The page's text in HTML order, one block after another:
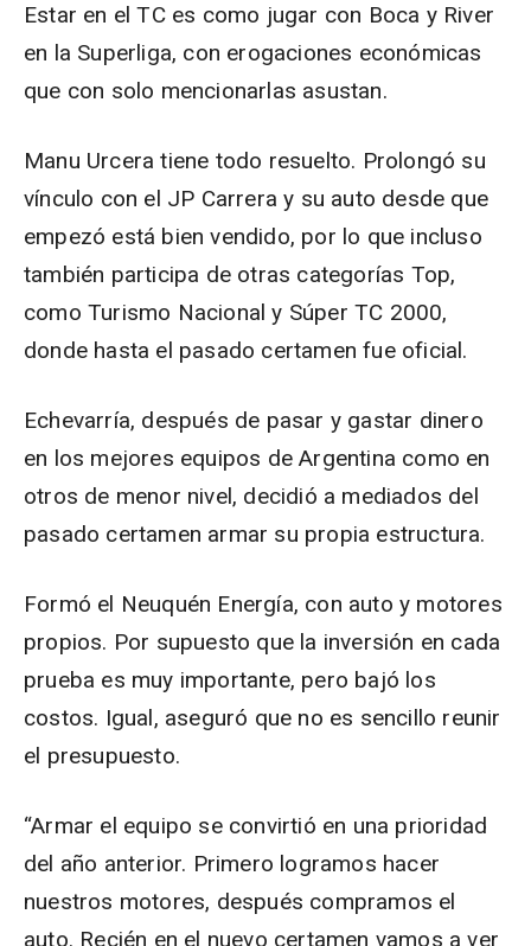
Estar en el TC es como jugar con Boca y River
en la Superliga, con erogaciones económicas
que con solo mencionarlas asustan.
Manu Urcera tiene todo resuelto. Prolongó su
vínculo con el JP Carrera y su auto desde que
empezó está bien vendido, por lo que incluso
también participa de otras categorías Top,
como Turismo Nacional y Súper TC 2000,
donde hasta el pasado certamen fue oficial.
Echevarría, después de pasar y gastar dinero
en los mejores equipos de Argentina como en
otros de menor nivel, decidió a mediados del
pasado certamen armar su propia estructura.
Formó el Neuquén Energía, con auto y motores
propios. Por supuesto que la inversión en cada
prueba es muy importante, pero bajó los
costos. Igual, aseguró que no es sencillo reunir
el presupuesto.
“Armar el equipo se convirtió en una prioridad
del año anterior. Primero logramos hacer
nuestros motores, después compramos el
auto. Recién en el nuevo certamen vamos a ver